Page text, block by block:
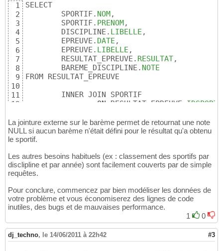
1
2
3
4
5
6
7
8
9
10
11
12
14
15
16
18
19
20
22
23
SELECT
	SPORTIF.
NOM ,
	SPORTIF.
PRENOM ,
	DISCIPLINE.
LIBELLE ,
	EPREUVE.
DATE ,
	EPREUVE.
LIBELLE ,
	RESULTAT_EPREUVE.
RESULTAT,
	BAREME_DISCIPLINE.
NOTE
FROM RESULTAT_EPREUVE
ON RESULTAT_EPREUVE.
	INNER JOIN EPREUVE
ON RESULTAT_EPREUVE.
ON EPREUVE.
			LEFT JOIN BAREME_DISCIPLINE
AND
AND
La jointure externe sur le barème permet de retournat une note
NULL si aucun barème n'était défini pour le résultat qu'a obtenu
le sportif.
Les autres besoins habituels (ex : classement des sportifs par
disclipline et par année) sont facilement couverts par de simple
requêtes.
Pour conclure, commencez par bien modéliser les données de
votre problème et vous économiserez des lignes de code
inutiles, des bugs et de mauvaises performance.
1
0
dj_techno, le 14/06/2011 à 22h42 #3